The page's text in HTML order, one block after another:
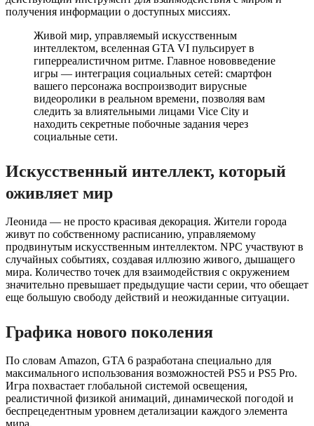
получения информации о доступных миссиях.
Живой мир, управляемый искусственным
интеллектом, вселенная GTA VI пульсирует в
гиперреалистичном ритме. Главное нововведение
игры — интеграция социальных сетей: смартфон
вашего персонажа воспроизводит вирусные
видеоролики в реальном времени, позволяя вам
следить за влиятельными лицами Vice City и
находить секретные побочные задания через
социальные сети.
Искусственный интеллект, который
оживляет мир
Леонида — не просто красивая декорация. Жители города
живут по собственному расписанию, управляемому
продвинутым искусственным интеллектом. NPC участвуют в
случайных событиях, создавая иллюзию живого, дышащего
мира. Количество точек для взаимодействия с окружением
значительно превышает предыдущие части серии, что обещает
еще большую свободу действий и неожиданные ситуации.
Графика нового поколения
По словам Amazon, GTA 6 разработана специально для
максимального использования возможностей PS5 и PS5 Pro.
Игра похвастает глобальной системой освещения,
реалистичной физикой анимаций, динамической погодой и
беспрецедентным уровнем детализации каждого элемента
мира.